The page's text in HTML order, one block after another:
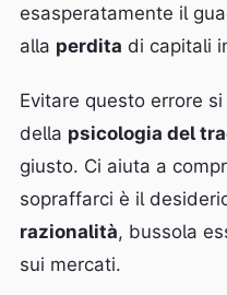
esasperatamente il
alla perdita di capitali
Evitare questo errore
della psicologia del
giusto. Ci aiuta a
sopraffarci è il
razionalità, bussola
sui mercati.